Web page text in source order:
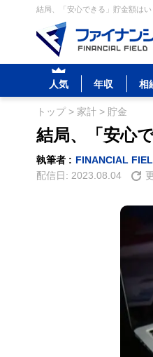
結局、「安心できる」貯金額は
人気 年収 相
トップ> 家計 > 貯金
結局、「安心
執筆者 : FINANCIAL
配信日: 2023.08.04